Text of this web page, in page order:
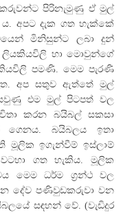
පිරිනැමුණු ඒ මුල්
අපට දැක ගත හැක්කේ
මිනිසුන්ට ලබා දුන්
ලියකියවිලි හා මොවුන්ගේ
පමණි. මෙම පැරණි
අප සතුව ඇත්තේ මුල්
එම මුල් පිටපත් වල
කරන බයිබල් සකසා
බයිබලය ඉතා
ඉගැන්වීම් ඉස්ලාම්
ගත හැකිය. මූලික
මෙම ධර්ම ග්‍රන්ථ වල
දේව පණිවුඩකරුවා වන